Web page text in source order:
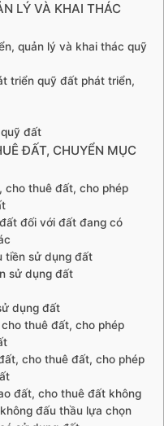
LÝ VÀ KHAI THÁC
quản lý và khai thác quỹ
triển quỹ đất phát triển,
đất
ĐẤT, CHUYỂN MỤC
cho thuê đất, cho phép
đối với đất đang có
tiền sử dụng đất
sử dụng đất
dụng đất
thuê đất, cho phép
cho thuê đất, cho phép
đất, cho thuê đất không
đấu thầu lựa chọn